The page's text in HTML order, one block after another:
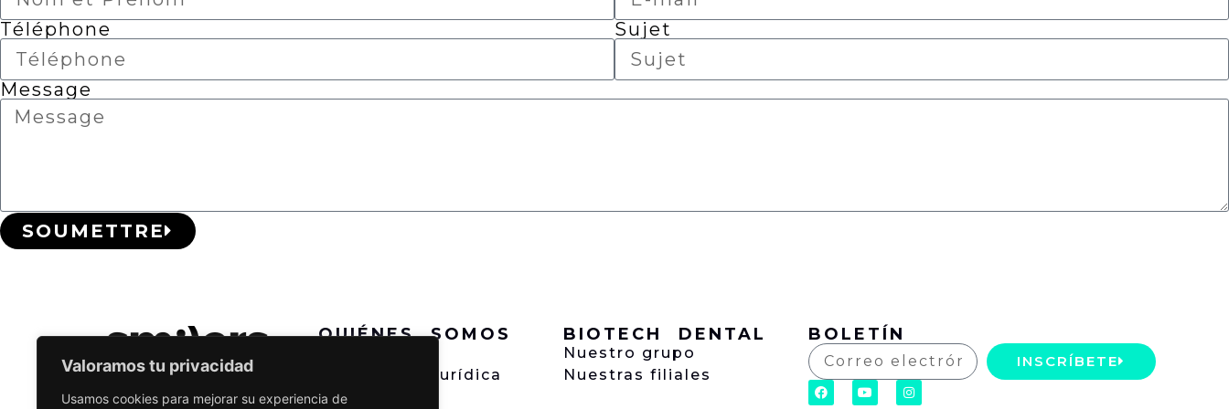
Valoramos tu privacidad
Usamos cookies para mejorar su experiencia de
Téléphone Sujet
Message
SOUMETTRE
QUIÉNES SOMOS
Información jurídica
BIOTECH DENTAL
Nuestro grupo
Nuestras filiales
BOLETÍN
INSCRÍBETE